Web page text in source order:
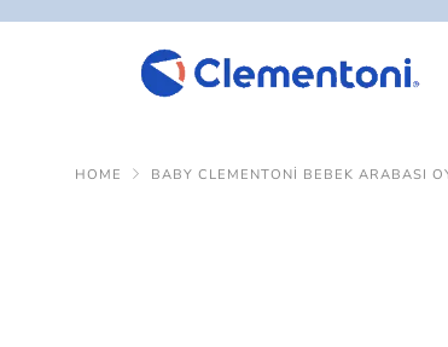
HOME BABY CLEMENTONI BEBEK ARABASI